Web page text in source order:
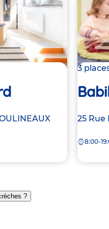
3
la
25 Rue
8:00-
?